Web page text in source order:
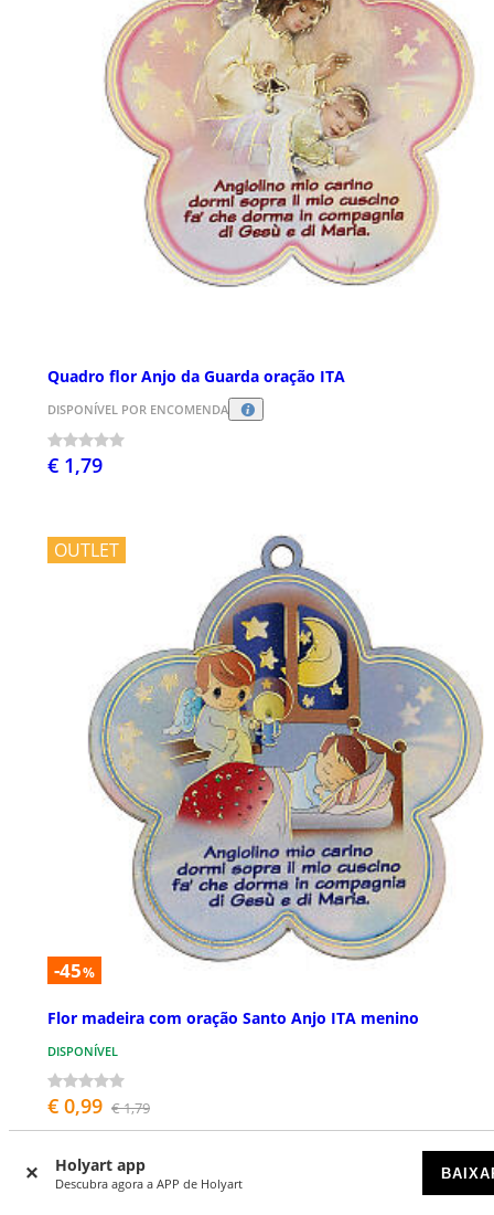
Holyart app
Descubra agora a APP de Holyart
Quadro flor Anjo da Guarda oração ITA
DISPONÍVEL POR ENCOMENDA
€ 1,79
OUTLET
-45%
Flor madeira com oração Santo Anjo ITA menino
DISPONÍVEL
€ 0,99 € 1,79